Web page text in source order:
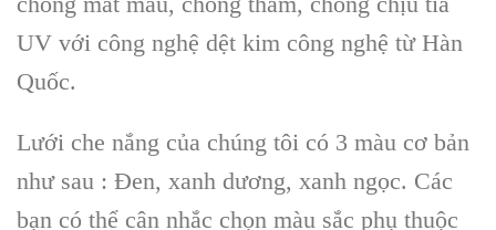
UV với công nghệ dệt kim công nghệ từ Hàn
Quốc.
Lưới che nắng của chúng tôi có 3 màu cơ bản
như sau : Đen, xanh dương, xanh ngọc. Các
bạn có thể cân nhắc chọn màu sắc phụ thuộc